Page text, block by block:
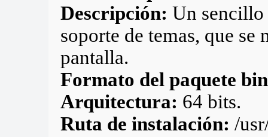
Descripción: Un
soporte de temas, que se
pantalla.
Formato del paquete
Arquitectura: 64 bits.
Ruta de instalación: /